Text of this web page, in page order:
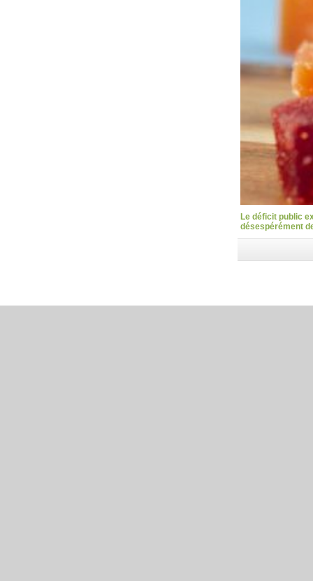
Le déficit public
désespérément